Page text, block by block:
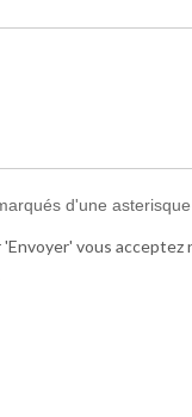
d'une
'Envoyer' vous acceptez